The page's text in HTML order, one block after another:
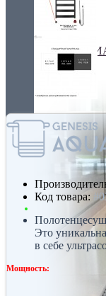
Код товара:
Это
в себе
Мощность: